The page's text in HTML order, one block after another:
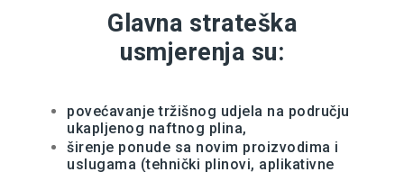
Glavna strateška
usmjerenja su:
povećavanje tržišnog udjela na području
ukapljenog naftnog plina,
širenje ponude sa novim proizvodima i
uslugama (tehnički plinovi, aplikativne